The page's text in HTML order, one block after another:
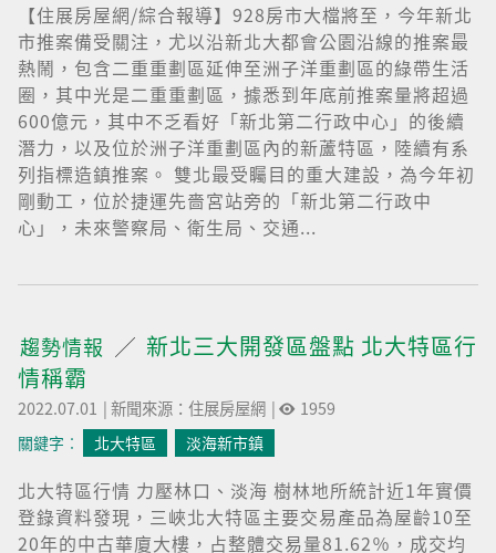
【住展房屋網/綜合報導】928房市大檔將至，今年新北
市推案備受關注，尤以沿新北大都會公園沿線的推案最
熱鬧，包含二重重劃區延伸至洲子洋重劃區的綠帶生活
圈，其中光是二重重劃區，據悉到年底前推案量將超過
600億元，其中不乏看好「新北第二行政中心」的後續
潛力，以及位於洲子洋重劃區內的新蘆特區，陸續有系
列指標造鎮推案。 雙北最受矚目的重大建設，為今年初
剛動工，位於捷運先嗇宮站旁的「新北第二行政中
心」，未來警察局、衛生局、交通...
趨勢情報
新北三大開發區盤點 北大特區行
情稱霸
2022.07.01 |新聞來源：住展房屋網 | 1959
關鍵字︰ 北大特區 淡海新市鎮
北大特區行情 力壓林口、淡海 樹林地所統計近1年實價
登錄資料發現，三峽北大特區主要交易產品為屋齡10至
20年的中古華廈大樓，占整體交易量81.62％，成交均